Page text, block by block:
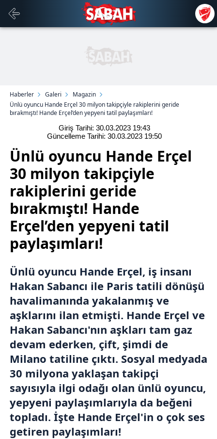
Haberler Galeri
Magazin
Ünlü oyuncu Hande Erçel 30 milyon takipçiyle rakiplerini geride
bırakmıştı! Hande Erçel’den yepyeni tatil paylaşımları!
Giriş Tarihi: 30.03.2023 19:43
Güncelleme Tarihi: 30.03.2023 19:50
Ünlü oyuncu Hande Erçel
30 milyon takipçiyle
rakiplerini geride
bırakmıştı! Hande
Erçel’den yepyeni tatil
paylaşımları!
Ünlü oyuncu Hande Erçel, iş insanı
Hakan Sabancı ile Paris tatili dönüşü
havalimanında yakalanmış ve
aşklarını ilan etmişti. Hande Erçel ve
Hakan Sabancı'nın aşkları tam gaz
devam ederken, çift, şimdi de
Milano tatiline çıktı. Sosyal medyada
30 milyona yaklaşan takipçi
sayısıyla ilgi odağı olan ünlü oyuncu,
yepyeni paylaşımlarıyla da beğeni
topladı. İşte Hande Erçel'in o çok ses
getiren paylaşımları!